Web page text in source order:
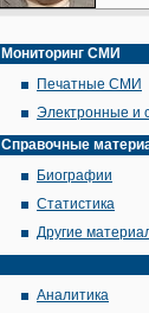
Мониторинг СМИ
Печатные СМИ
Электронные и
Справочные
Биографии
Статистика
Другие
Аналитика